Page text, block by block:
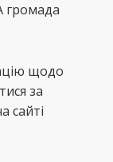
громада
щодо
за
сайті